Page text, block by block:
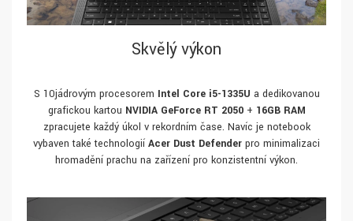
Skvělý výkon
S 10jádrovým procesorem Intel Core i5-1335U a dedikovanou
grafickou kartou NVIDIA GeForce RT 2050+ 16GB RAM
zpracujete každý úkol v rekordním čase. Navíc je notebook
vybaven také technologií Acer Dust Defender pro minimalizaci
hromadění prachu na zařízení pro konzistentní výkon.